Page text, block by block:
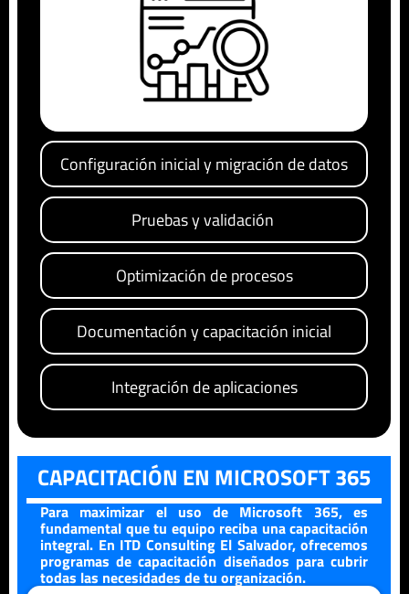
Configuración inicial y migración de datos
Pruebas y validación
Optimización de procesos
Documentación y capacitación inicial
Integración de aplicaciones
CAPACITACIÓN EN MICROSOFT 365
Para maximizar el uso de Microsoft 365, es
fundamental que tu equipo reciba una capacitación
integral. En ITD Consulting El Salvador, ofrecemos
programas de capacitación diseñados para cubrir
todas las necesidades de tu organización.